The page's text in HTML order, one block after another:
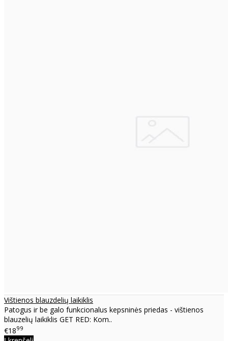
Vištienos blauzdelių laikiklis
Patogus ir be galo funkcionalus kepsninės priedas - vištienos
blauzelių laikiklis GET RED: Kom..
€1899